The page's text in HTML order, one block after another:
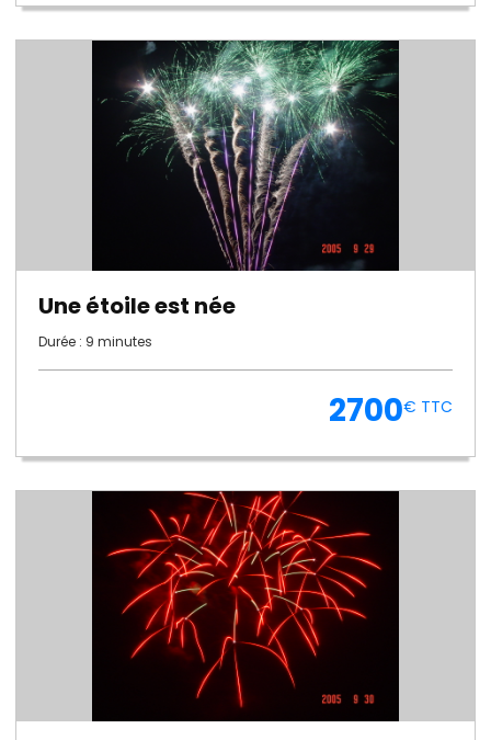
Une étoile est née
Durée : 9 minutes
2700€ TTC